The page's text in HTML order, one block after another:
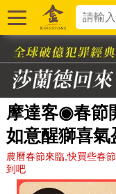
摩達客◉春節
如意醒獅喜
農曆春節來臨,快買些春
到吧